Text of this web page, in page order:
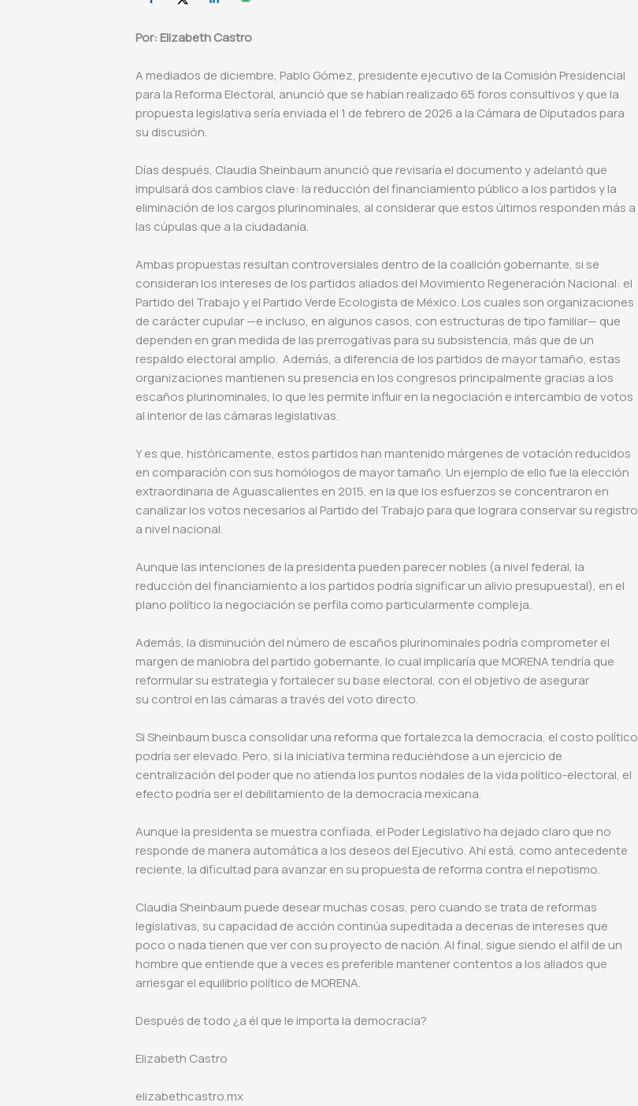
Por: Elizabeth Castro
A mediados de diciembre, Pablo Gómez, presidente ejecutivo de la Comisión Presidencial
para la Reforma Electoral, anunció que se habían realizado 65 foros consultivos y que la
propuesta legislativa sería enviada el 1 de febrero de 2026 a la Cámara de Diputados para
su discusión.
Días después, Claudia Sheinbaum anunció que revisaría el documento y adelantó que
impulsará dos cambios clave: la reducción del financiamiento público a los partidos y la
eliminación de los cargos plurinominales, al considerar que estos últimos responden más a
las cúpulas que a la ciudadanía.
Ambas propuestas resultan controversiales dentro de la coalición gobernante, si se
consideran los intereses de los partidos aliados del Movimiento Regeneración Nacional: el
Partido del Trabajo y el Partido Verde Ecologista de México. Los cuales son organizaciones
de carácter cupular —e incluso, en algunos casos, con estructuras de tipo familiar— que
dependen en gran medida de las prerrogativas para su subsistencia, más que de un
respaldo electoral amplio. Además, a diferencia de los partidos de mayor tamaño, estas
organizaciones mantienen su presencia en los congresos principalmente gracias a los
escaños plurinominales, lo que les permite influir en la negociación e intercambio de votos
al interior de las cámaras legislativas.
Y es que, históricamente, estos partidos han mantenido márgenes de votación reducidos
en comparación con sus homólogos de mayor tamaño. Un ejemplo de ello fue la elección
extraordinaria de Aguascalientes en 2015, en la que los esfuerzos se concentraron en
canalizar los votos necesarios al Partido del Trabajo para que lograra conservar su registro
a nivel nacional.
Aunque las intenciones de la presidenta pueden parecer nobles (a nivel federal, la
reducción del financiamiento a los partidos podría significar un alivio presupuestal), en el
plano político la negociación se perfila como particularmente compleja.
Además, la disminución del número de escaños plurinominales podría comprometer el
margen de maniobra del partido gobernante, lo cual implicaría que MORENA tendría que
reformular su estrategia y fortalecer su base electoral, con el objetivo de asegurar
su control en las cámaras a través del voto directo.
Si Sheinbaum busca consolidar una reforma que fortalezca la democracia, el costo político
podría ser elevado. Pero, si la iniciativa termina reduciéndose a un ejercicio de
centralización del poder que no atienda los puntos nodales de la vida político-electoral, el
efecto podría ser el debilitamiento de la democracia mexicana.
Aunque la presidenta se muestra confiada, el Poder Legislativo ha dejado claro que no
responde de manera automática a los deseos del Ejecutivo. Ahí está, como antecedente
reciente, la dificultad para avanzar en su propuesta de reforma contra el nepotismo.
Claudia Sheinbaum puede desear muchas cosas, pero cuando se trata de reformas
legislativas, su capacidad de acción continúa supeditada a decenas de intereses que
poco o nada tienen que ver con su proyecto de nación. Al final, sigue siendo el alfil de un
hombre que entiende que a veces es preferible mantener contentos a los aliados que
arriesgar el equilibrio político de MORENA.
Después de todo ¿a él que le importa la democracia?
Elizabeth Castro
elizabethcastro.mx